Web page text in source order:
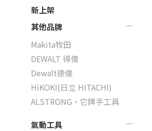
新上架
其他品牌
Makita牧田
DEWALT 得偉
Dewalt德偉
HiKOKI(日立 HITACHI)
ALSTRONG、它牌手工具
氣動工具